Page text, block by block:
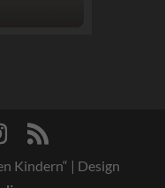
Kindern“ | Design